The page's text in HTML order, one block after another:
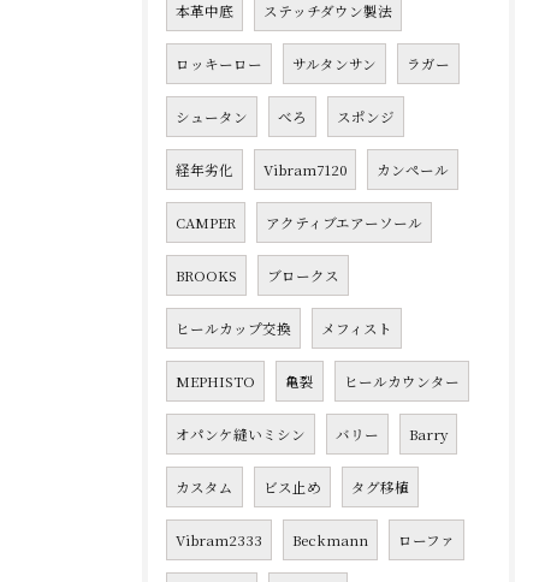
本革中底 ステッチダウン製法
ロッキーロー サルタンサン ラガー
シュータン べろ スポンジ
経年劣化 Vibram7120 カンペール
CAMPER アクティブエアーソール
BROOKS ブロークス
ヒールカップ交換 メフィスト
MEPHISTO 亀裂 ヒールカウンター
オパンケ縫いミシン バリー Barry
カスタム ビス止め タグ移植
Vibram2333 Beckmann ローファ